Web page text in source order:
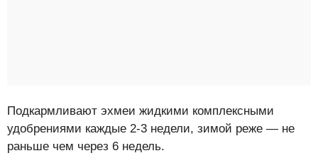
Подкармливают эхмеи жидкими комплексными
удобрениями каждые 2-3 недели, зимой реже — не
раньше чем через 6 недель.